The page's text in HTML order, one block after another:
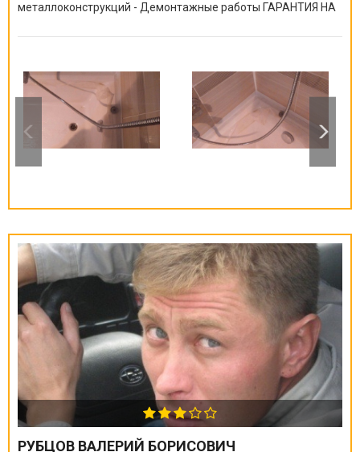
металлоконструкций - Демонтажные работы ГАРАНТИЯ НА
РУБЦОВ ВАЛЕРИЙ БОРИСОВИЧ